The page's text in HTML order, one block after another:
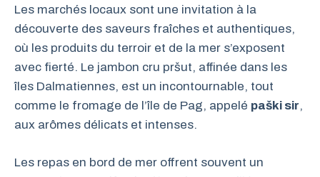
Les marchés locaux sont une invitation à la
découverte des saveurs fraîches et authentiques,
où les produits du terroir et de la mer s’exposent
avec fierté. Le jambon cru pršut, affinée dans les
îles Dalmatiennes, est un incontournable, tout
comme le fromage de l’île de Pag, appelé paški sir,
aux arômes délicats et intenses.
Les repas en bord de mer offrent souvent un